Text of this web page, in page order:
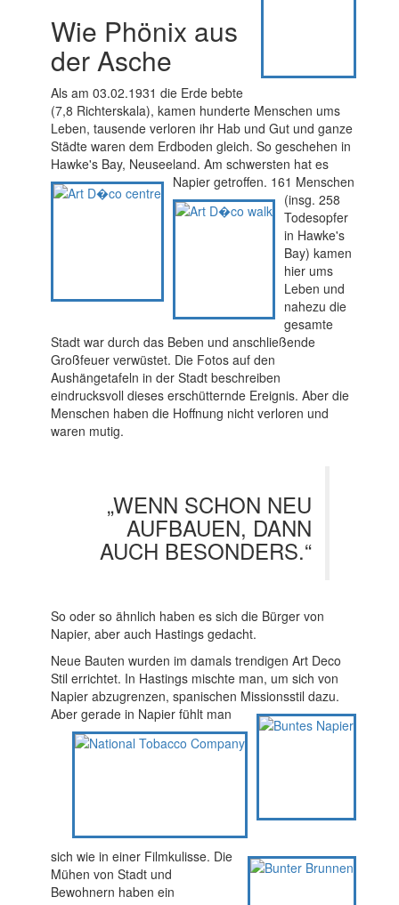
Wie Phönix aus
der Asche
Als am 03.02.1931 die Erde bebte
(7,8 Richterskala), kamen hunderte Menschen ums
Leben, tausende verloren ihr Hab und Gut und ganze
Städte waren dem Erdboden gleich. So geschehen in
Hawke's Bay, Neuseeland. Am schwersten hat es
Napier getroffen. 161 Menschen
(insg. 258
Todesopfer
in Hawke's
Bay) kamen
hier ums
Leben und
nahezu die
gesamte
Stadt war durch das Beben und anschließende
Großfeuer verwüstet. Die Fotos auf den
Aushängetafeln in der Stadt beschreiben
eindrucksvoll dieses erschütternde Ereignis. Aber die
Menschen haben die Hoffnung nicht verloren und
waren mutig.
„WENN SCHON NEU
AUFBAUEN, DANN
AUCH BESONDERS.“
So oder so ähnlich haben es sich die Bürger von
Napier, aber auch Hastings gedacht.
Neue Bauten wurden im damals trendigen Art Deco
Stil errichtet. In Hastings mischte man, um sich von
Napier abzugrenzen, spanischen Missionsstil dazu.
Aber gerade in Napier fühlt man
sich wie in einer Filmkulisse. Die
Mühen von Stadt und
Bewohnern haben ein